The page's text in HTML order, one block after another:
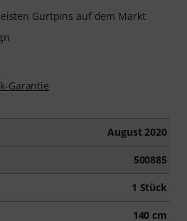
Gurtpins auf dem Markt
Garantie
August 2020
500885
1 Stück
140 cm